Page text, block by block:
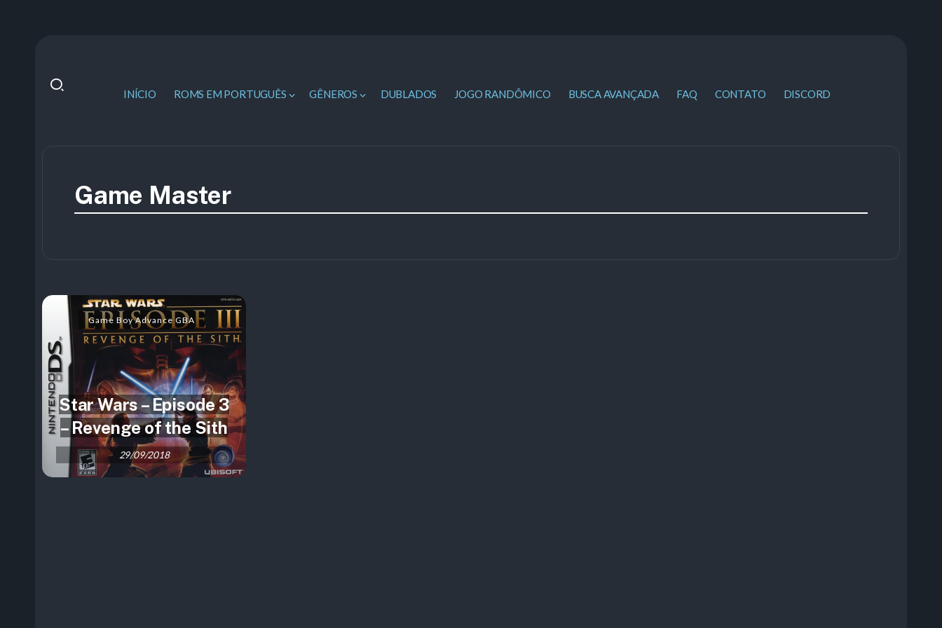
INÍCIO ROMS EM PORTUGUÊS GÊNEROS DUBLADOS JOGO RANDÔMICO BUSCA AVANÇADA FAQ CONTATO DISCORD
Game Master
Game Boy Advance GBA
Star Wars – Episode 3
– Revenge of the Sith
29/09/2018